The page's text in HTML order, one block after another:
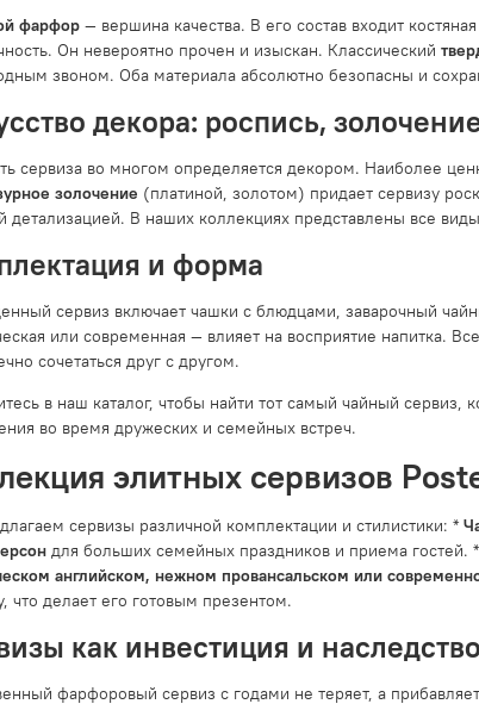
фарфор— вершина качества. В его состав входит
Он невероятно прочен и изыскан. Классический
звоном. Оба материала абсолютно безопасны и
декора: роспись,
сервиза во многом определяется декором. Наиболее
золочение (платиной, золотом) придает сервизу
детализацией. В наших коллекциях представлены все
и форма
сервиз включает чашки с блюдцами, заварочный
или современная — влияет на восприятие
сочетаться друг с другом.
в наш каталог, чтобы найти тот самый чайный сервиз,
во время дружеских и семейных встреч.
элитных сервизов
сервизы различной комплектации и стилистики: *
для больших семейных праздников и приема гостей. *
английском, нежном провансальском или
что делает его готовым презентом.
как инвестиция и наследство
фарфоровый сервиз с годами не теряет, а